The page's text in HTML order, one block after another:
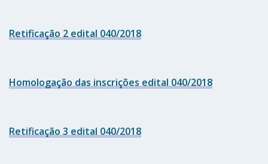
Retificação 2 edital 040/2018
Homologação das inscrições edital 040/2018
Retificação 3 edital 040/2018